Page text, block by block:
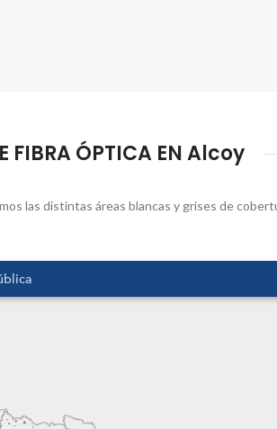
FIBRA ÓPTICA EN Alcoy
las distintas áreas blancas y grises de